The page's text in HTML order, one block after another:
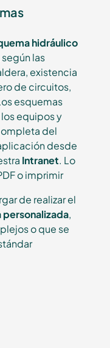
hidráulico
según las
existencia
de circuitos,
esquemas
equipos y
del
desde
Intranet. Lo
o imprimir
de realizar el
,
o que se